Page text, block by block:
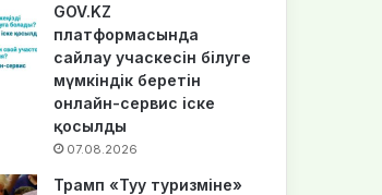
GOV.KZ
платформасында
сайлау учаскесін білуге
мүмкіндік беретін
онлайн-сервис іске
қосылды
07.08.2026
Трамп «Туу туризміне»